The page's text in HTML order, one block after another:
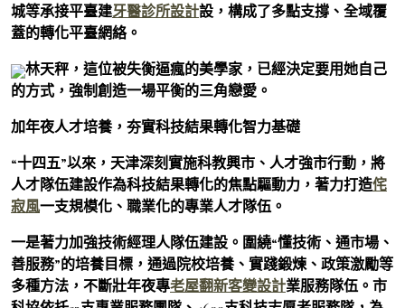
城等承接平臺建牙醫診所設計設，構成了多點支撐、全域覆
蓋的轉化平臺網絡。
林天秤，這位被失衡逼瘋的美學家，已經決定要用她自己
的方式，強制創造一場平衡的三角戀愛。
加年夜人才培養，夯實科技結果轉化智力基礎
“十四五”以來，天津深刻實施科教興市、人才強市行動，將
人才隊伍建設作為科技結果轉化的焦點驅動力，著力打造侘
寂風一支規模化、職業化的專業人才隊伍。
一是著力加強技術經理人隊伍建設。圍繞“懂技術、通市場、
善服務”的培養目標，通過院校培養、實踐鍛煉、政策激勵等
多種方法，不斷壯年夜專老屋翻新客變設計業服務隊伍。市